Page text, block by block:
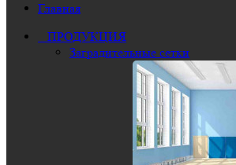
Главная
ПРОДУКЦИЯ
Заградительные сетки